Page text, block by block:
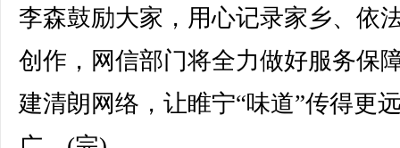
李森鼓励大家，用心记录家乡、依
创作，网信部门将全力做好服务保
建清朗网络，让睢宁“味道”传得更